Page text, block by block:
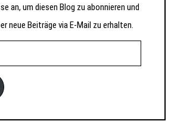
an, um diesen Blog zu abonnieren und
neue Beiträge via E-Mail zu erhalten.